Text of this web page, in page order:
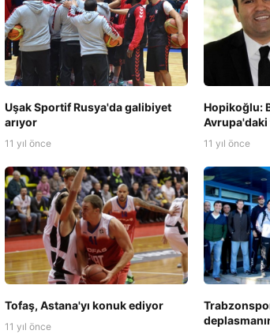
Uşak Sportif Rusya'da galibiyet
arıyor
11 yıl önce
Hopikoğlu:
11 yıl önce
Tofaş, Astana'yı konuk ediyor
11 yıl önce